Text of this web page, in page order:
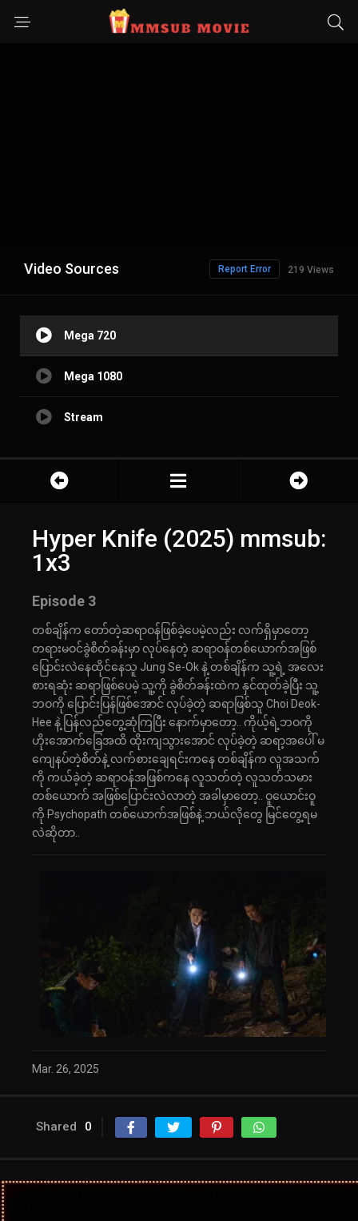
Video Sources 219 Views
Report Error
Mega 720
Mega 1080
Stream
Hyper Knife (2025) mmsub:
1x3
Episode 3
တစ်ချိန်က တော်တဲ့ဆရာဝန်ဖြစ်ခဲ့ပေမဲ့လည်း လက်ရှိမှာတော့
တရားမဝင်ခွဲစိတ်ခန်းမှာ လုပ်နေတဲ့ ဆရာဝန်တစ်ယောက်အဖြစ်
ပြောင်းလဲနေထိုင်နေသူ Jung Se-Ok နဲ့ တစ်ချိန်က သူ့ရဲ့ အလေး
စားရဆုံး ဆရာဖြစ်ပေမဲ့ သူ့ကို ခွဲစိတ်ခန်းထဲက နှင်ထုတ်ခဲ့ပြီး သူ့
ဘဝကို ပြောင်းပြန်ဖြစ်အောင် လုပ်ခဲ့တဲ့ ဆရာဖြစ်သူ Choi Deok-
Hee နဲ့ ပြန်လည်တွေ့ဆုံကြပြီး နောက်မှာတော့.. ကိုယ့်ရဲ့ဘဝကို
ဟိုးအောက်ခြေအထိ ထိုးကျသွားအောင် လုပ်ခဲ့တဲ့ ဆရာ့အပေါ် မ
ကျေနပ်တဲ့စိတ်နဲ့ လက်စားချေရင်းကနေ တစ်ချိန်က လူအသက်
ကို ကယ်ခဲ့တဲ့ ဆရာဝန်အဖြစ်ကနေ လူသတ်တဲ့ လူသတ်သမား
တစ်ယောက် အဖြစ်ပြောင်းလဲလာတဲ့ အခါမှာတော့.. ဝူယောင်းဝူ
ကို Psychopath တစ်ယောက်အဖြစ်နဲ့ ဘယ်လိုတွေ မြင်တွေ့ရမ
လဲဆိုတာ..
Mar. 26, 2025
Shared 0